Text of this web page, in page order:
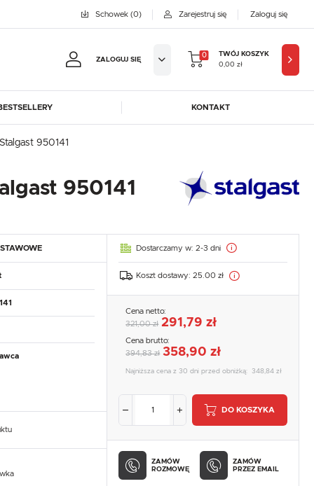
Schowek(0) Zarejestruj się Zaloguj się
ZALOGUJ SIĘ
się
SIĘ
0
TWÓJ KOSZYK
0,00 zł
DORA-METAL EGAZ
GREDIL
LOZAMET LENARI
ROLLER GRILL
SCOTSMAN
KONTAKT
950141
950141
Dostarczamy w: 2-3 dni
Koszt dostawy: 25.00 zł
Cena netto:
321,00 zł 291,79 zł
Cena brutto:
394,83 zł 358,90 zł
Najniższa cena z 30 dni przed obniżką: 348,84 zł
DO KOSZYKA
ZAMÓW
ROZMOWĘ
ZAMÓW
PRZEZ EMAIL